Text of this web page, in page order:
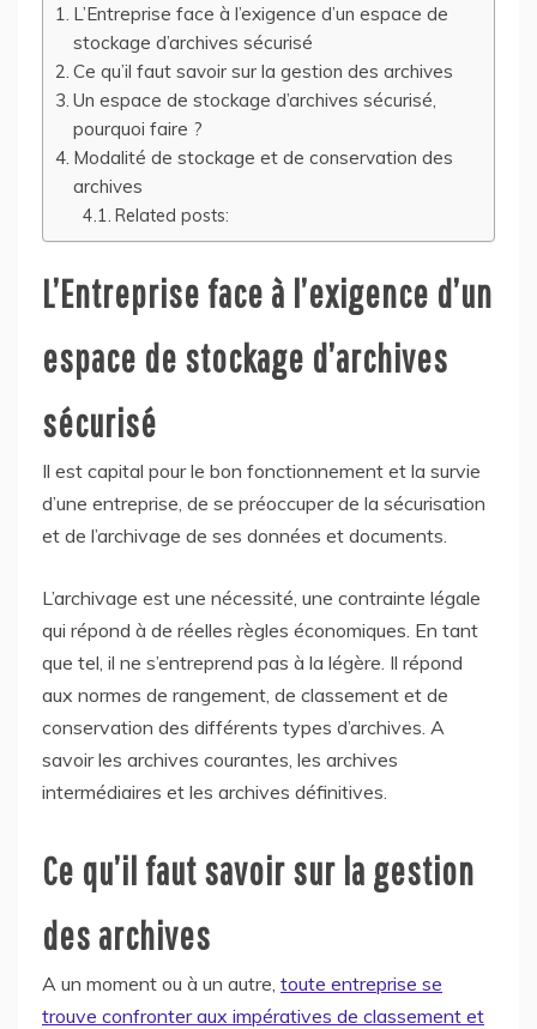
L’Entreprise face à l’exigence d’un espace de
stockage d’archives sécurisé
Ce qu’il faut savoir sur la gestion des archives
Un espace de stockage d’archives sécurisé,
pourquoi faire ?
Modalité de stockage et de conservation des
archives
Related posts:
L’Entreprise face à l’exigence d’un
espace de stockage d’archives
sécurisé
Il est capital pour le bon fonctionnement et la survie
d’une entreprise, de se préoccuper de la sécurisation
et de l’archivage de ses données et documents.
L’archivage est une nécessité, une contrainte légale
qui répond à de réelles règles économiques. En tant
que tel, il ne s’entreprend pas à la légère. Il répond
aux normes de rangement, de classement et de
conservation des différents types d’archives. A
savoir les archives courantes, les archives
intermédiaires et les archives définitives.
Ce qu’il faut savoir sur la gestion
des archives
A un moment ou à un autre, toute entreprise se
trouve confronter aux impératives de classement et